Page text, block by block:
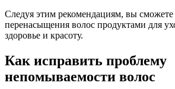
Следуя этим рекомендациям, вы сможете
перенасыщения волос продуктами для
здоровье и красоту.
Как исправить проблему
непомываемости волос